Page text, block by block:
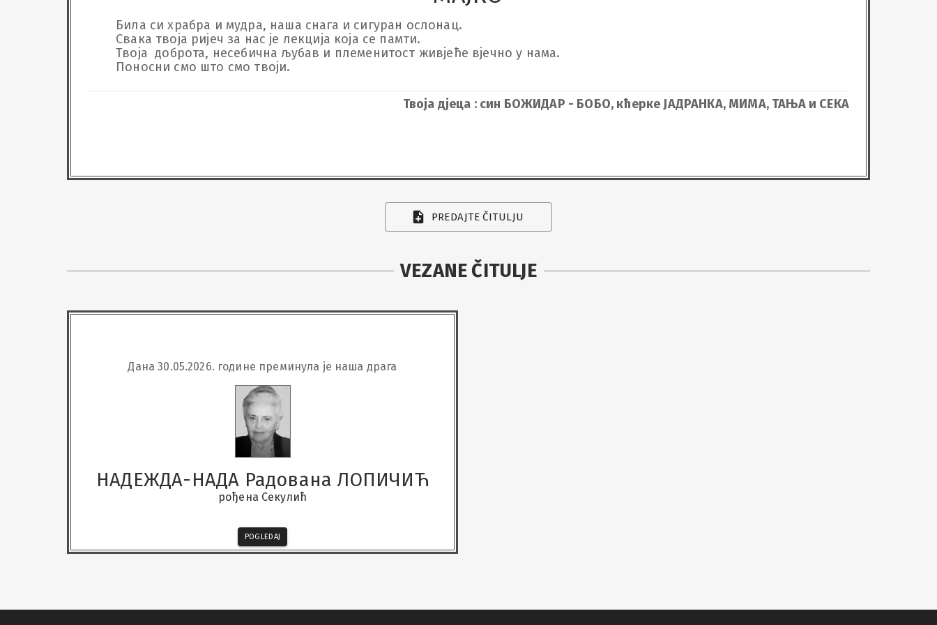
Била си храбра и мудра, наша снага и сигуран ослонац.
Свака твоја ријеч за нас је лекција која се памти.
Твоја  доброта, несебична љубав и племенитост живјеће вјечно у нама.
Поносни смо што смо твоји.
Твоја дјеца : син БОЖИДАР - БОБО, кћерке ЈАДРАНКА, МИМА, ТАЊА и СЕКА
PREDAJTE ČITULJU
VEZANE ČITULJE
Дана 30.05.2026. године преминула је наша драга
НАДЕЖДА-НАДА Радована ЛОПИЧИЋ
рођена Секулић
POGLEDAJ